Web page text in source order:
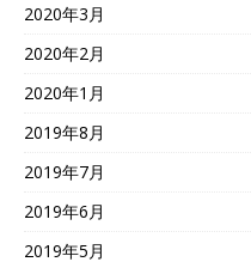
2020年3月
2020年2月
2020年1月
2019年8月
2019年7月
2019年6月
2019年5月